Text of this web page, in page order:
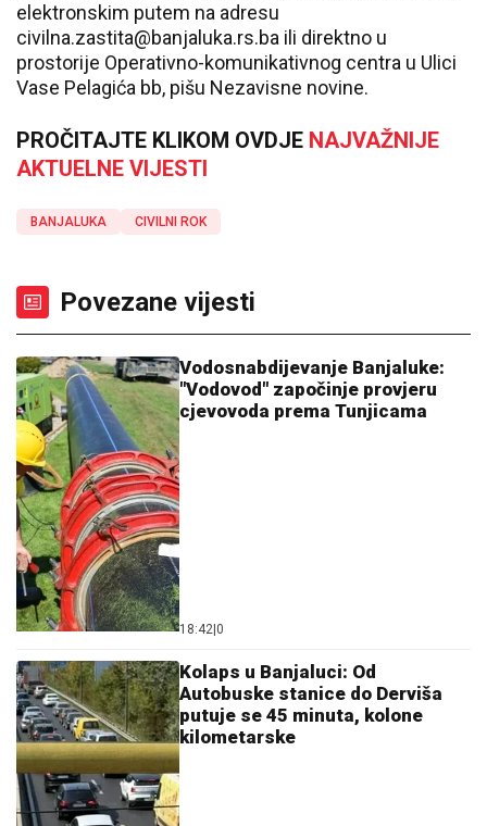
elektronskim putem na adresu
civilna.zastita@banjaluka.rs.ba ili direktno u
prostorije Operativno-komunikativnog centra u Ulici
Vase Pelagića bb, pišu Nezavisne novine.
PROČITAJTE KLIKOM OVDJE NAJVAŽNIJE
AKTUELNE VIJESTI
BANJALUKA CIVILNI ROK
Povezane vijesti
Vodosnabdijevanje Banjaluke:
"Vodovod" započinje provjeru
cjevovoda prema Tunjicama
18:42 0
Kolaps u Banjaluci: Od
Autobuske stanice do Derviša
putuje se 45 minuta, kolone
kilometarske